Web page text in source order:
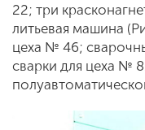
22; три
литьевая машина
цеха № 46;
сварки для цеха №